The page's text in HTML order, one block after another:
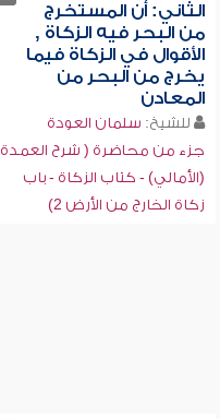
الثاني: أن المستخرج
من البحر فيه الزكاة ,
الأقوال في الزكاة فيما
يخرج من البحر من
المعادن
للشيخ: سلمان العودة
جزء من محاضرة ( شرح العمدة
(الأمالي) - كتاب الزكاة - باب
زكاة الخارج من الأرض 2)